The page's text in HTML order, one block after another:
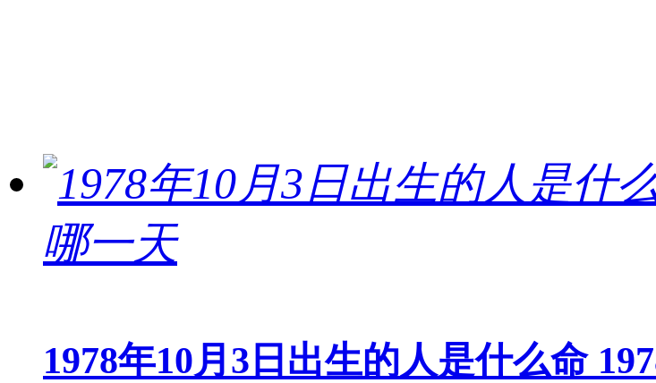
1978年10月3日出生的人是什么命